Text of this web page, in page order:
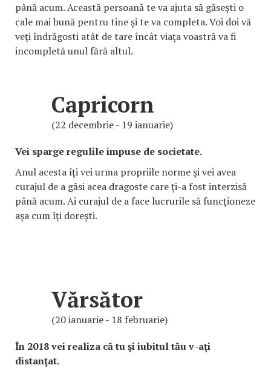
până acum. Această persoană te va ajuta să găseşti o
cale mai bună pentru tine şi te va completa. Voi doi vă
veţi îndrăgosti atât de tare încât viaţa voastră va fi
incompletă unul fără altul.
Capricorn
(22 decembrie - 19 ianuarie)
Vei sparge regulile impuse de societate.
Anul acesta îţi vei urma propriile norme şi vei avea
curajul de a găsi acea dragoste care ţi-a fost interzisă
până acum. Ai curajul de a face lucrurile să funcţioneze
aşa cum îţi doreşti.
Vărsător
(20 ianuarie - 18 februarie)
În 2018 vei realiza că tu şi iubitul tău v-aţi
distanţat.